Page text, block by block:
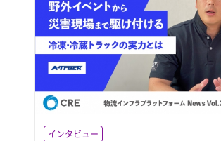
インタビュー